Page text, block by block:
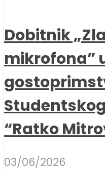
Dobitnik
mikrofona”
“Ratko
03/06/2026